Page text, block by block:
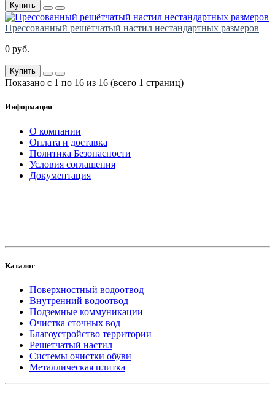
Купить
Прессованный решётчатый настил нестандартных размеров
0 руб.
Купить
Показано с 1 по 16 из 16 (всего 1 страниц)
Информация
О компании
Оплата и доставка
Политика Безопасности
Условия соглашения
Документация
Каталог
Поверхностный водоотвод
Внутренний водоотвод
Подземные коммуникации
Очистка сточных вод
Благоустройство территории
Решетчатый настил
Системы очистки обуви
Металлическая плитка